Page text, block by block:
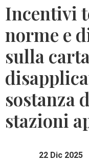
Incentivi
norme e
sulla
sostanza
stazioni
22 Dic 2025